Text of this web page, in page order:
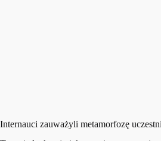
Internauci zauważyli metamorfozę